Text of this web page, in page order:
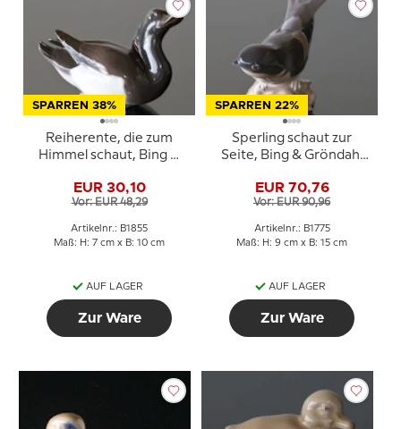
SPARREN 38%
Reiherente, die zum
Himmel schaut, Bing &
1855
EUR 30,10
Vor: EUR 48,29
Artikelnr.: B1855
Maß: H: 7 cm x B: 10 cm
AUF LAGER
Zur Ware
SPARREN 22%
Sperling schaut zur
Seite, Bing & Gröndahl
EUR 70,76
Vor: EUR 90,96
Artikelnr.: B1775
Maß: H: 9 cm x B: 15 cm
AUF LAGER
Zur Ware